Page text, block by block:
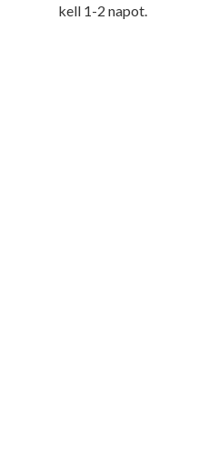
kell 1-2 napot.